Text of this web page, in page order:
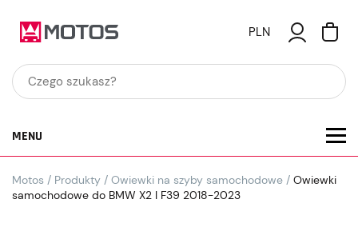
PLN
MENU
Motos / Produkty / Owiewki na szyby samochodowe / Owiewki
samochodowe do BMW X2 I F39 2018-2023